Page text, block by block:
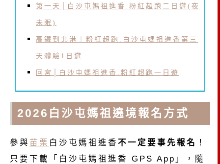
第一天│白沙屯媽祖進香.粉紅超跑二日遊(夜
未眠)
高鐵到北港｜粉紅超跑.白沙屯媽祖進香第三
天體驗1日遊
回宮│白沙屯媽祖進香.粉紅超跑一日遊
2026白沙屯媽祖遶境報名方式
參與 苗栗 白沙屯媽祖進香 不一定要事先報名
！
只要下載「白沙屯媽祖進香 GPS App」，隨